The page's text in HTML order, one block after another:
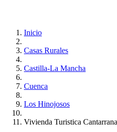
Inicio
Casas Rurales
Castilla-La Mancha
Cuenca
Los Hinojosos
Vivienda Turistica